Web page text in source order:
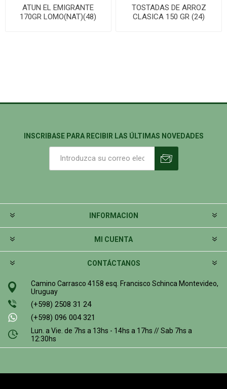
ATUN EL EMIGRANTE
170GR LOMO(NAT)(48)
TOSTADAS DE ARROZ
CLASICA 150 GR (24)
INSCRIBASE PARA RECIBIR LAS ÚLTIMAS NOVEDADES
INFORMACION
MI CUENTA
CONTÁCTANOS
Camino Carrasco 4158 esq. Francisco Schinca Montevideo,
Uruguay
(+598) 2508 31 24
(+598) 096 004 321
Lun. a Vie. de 7hs a 13hs - 14hs a 17hs // Sab 7hs a
12:30hs